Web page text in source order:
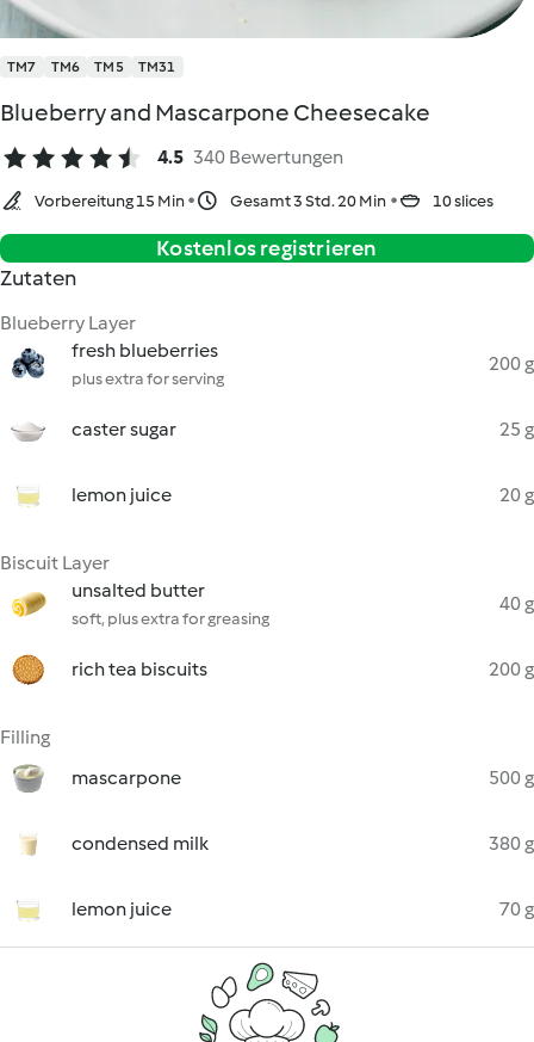
TM7 TM6 TM5 TM31
Blueberry and Mascarpone Cheesecake
4.5 340 Bewertungen
Vorbereitung 15 Min Gesamt 3 Std. 20 Min 10 slices
Kostenlos registrieren
Zutaten
Blueberry Layer
fresh blueberries
plus extra for serving
200 g
caster sugar 25 g
lemon juice 20 g
Biscuit Layer
unsalted butter
soft, plus extra for greasing
40 g
rich tea biscuits 200 g
Filling
mascarpone
500 g
condensed milk 380 g
lemon juice 70 g